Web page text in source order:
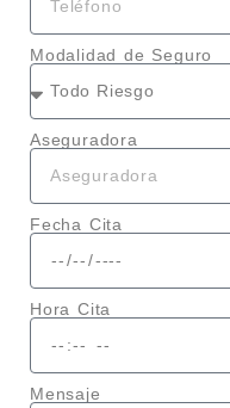
Modalidad de Seguro
Aseguradora
Fecha Cita
Hora Cita
Mensaje